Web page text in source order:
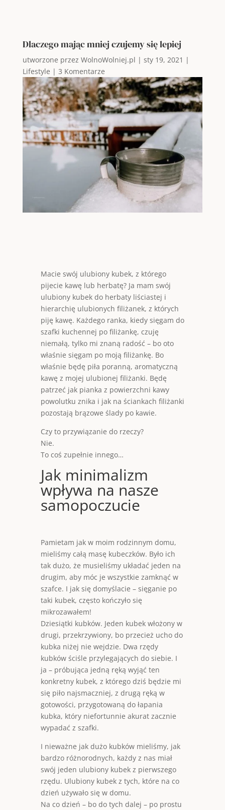
Dlaczego mając mniej czujemy się lepiej
utworzone przez WolnoWolniej.pl | sty 19, 2021 |
Lifestyle | 3 Komentarze
Macie swój ulubiony kubek, z którego
pijecie kawę lub herbatę? Ja mam swój
ulubiony kubek do herbaty liściastej i
hierarchię ulubionych filiżanek, z których
piję kawę. Każdego ranka, kiedy sięgam do
szafki kuchennej po filiżankę, czuję
niemałą, tylko mi znaną radość – bo oto
właśnie sięgam po moją filiżankę. Bo
właśnie będę piła poranną, aromatyczną
kawę z mojej ulubionej filiżanki. Będę
patrzeć jak pianka z powierzchni kawy
powolutku znika i jak na ściankach filiżanki
pozostają brązowe ślady po kawie.
Czy to przywiązanie do rzeczy?
Nie.
To coś zupełnie innego…
Jak minimalizm
wpływa na nasze
samopoczucie
Pamietam jak w moim rodzinnym domu,
mieliśmy całą masę kubeczków. Było ich
tak dużo, że musieliśmy układać jeden na
drugim, aby móc je wszystkie zamknąć w
szafce. I jak się domyślacie – sięganie po
taki kubek, często kończyło się
mikrozawałem!
Dziesiątki kubków. Jeden kubek włożony w
drugi, przekrzywiony, bo przecież ucho do
kubka niżej nie wejdzie. Dwa rzędy
kubków ściśle przylegających do siebie. I
ja – próbująca jedną ręką wyjąć ten
konkretny kubek, z którego dziś będzie mi
się piło najsmaczniej, z drugą ręką w
gotowości, przygotowaną do łapania
kubka, który niefortunnie akurat zacznie
wypadać z szafki.
I nieważne jak dużo kubków mieliśmy, jak
bardzo różnorodnych, każdy z nas miał
swój jeden ulubiony kubek z pierwszego
rzędu. Ulubiony kubek z tych, które na co
dzień używało się w domu.
Na co dzień – bo do tych dalej – po prostu